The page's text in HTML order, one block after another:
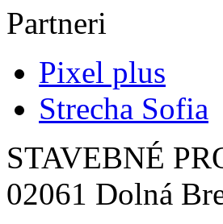
Partneri
Pixel plus
Strecha Sofia
STAVEBNÉ
02061 Dolná